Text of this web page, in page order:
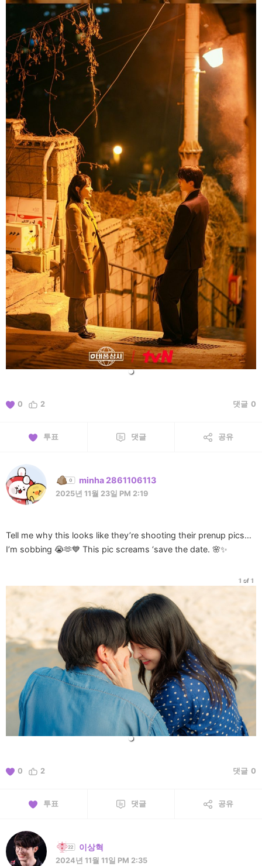
0 2 댓글 0
투표 댓글 공유
minha 2861106113
2025년 11월 23일 PM 2:19
Tell me why this looks like they’re shooting their prenup pics…
I’m sobbing 😭🫶💙 This pic screams ‘save the date. 🌸✨
1 of 1
0 2 댓글 0
투표 댓글 공유
이상혁
2024년 11월 11일 PM 2:35